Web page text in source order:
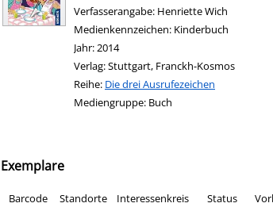
Verfasserangabe: Henriette Wich
Medienkennzeichen: Kinderbuch
Jahr:2014
Verlag:Stuttgart, Franckh-Kosmos
Reihe: Die drei Ausrufezeichen
Mediengruppe: Buch
Exemplare
Barcode Standorte Interessenkreis Status